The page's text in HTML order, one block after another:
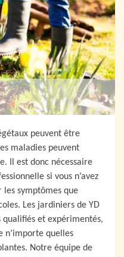
peuvent être
maladies peuvent
Il est donc nécessaire
si vous n’avez
les symptômes que
Les jardiniers de YD
qualifiés et expérimentés,
n’importe quelles
Notre équipe de